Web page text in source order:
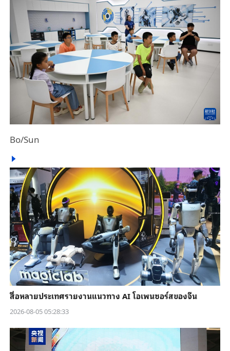
Bo/Sun
สื่อหลายประเทศรายงานแนวทาง AI โอเพนซอร์สของจีน
2026-08-05 05:28:33